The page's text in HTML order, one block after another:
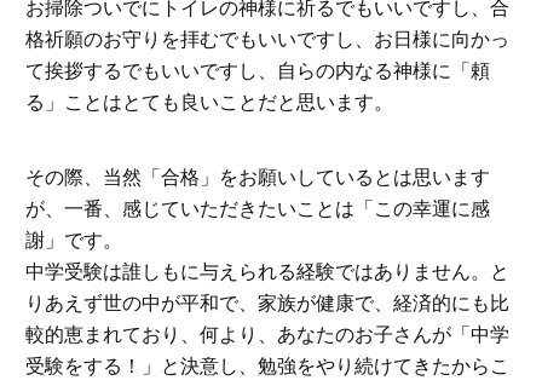
お掃除ついでにトイレの神様に祈るでもいいですし、合
格祈願のお守りを拝むでもいいですし、お日様に向かっ
て挨拶するでもいいですし、自らの内なる神様に「頼
る」ことはとても良いことだと思います。
その際、当然「合格」をお願いしているとは思います
が、一番、感じていただきたいことは「この幸運に感
謝」です。
中学受験は誰しもに与えられる経験ではありません。と
りあえず世の中が平和で、家族が健康で、経済的にも比
較的恵まれており、何より、あなたのお子さんが「中学
受験をする！」と決意し、勉強をやり続けてきたからこ